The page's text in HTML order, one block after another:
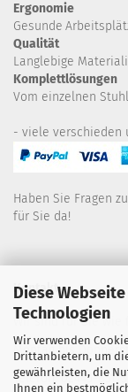
Diese
Technologien
Wir verwenden
Drittanbietern, um
gewährleisten, die
Ihnen ein
Ergonomie
Gesunde
Qualität
Langlebige
Komplettlösungen
Vom einzelnen
- viele verschieden
Haben Sie Fragen
für Sie da!
Kontakt
Wir sind für Sie wie
Montag bis
Telefon: 02445-